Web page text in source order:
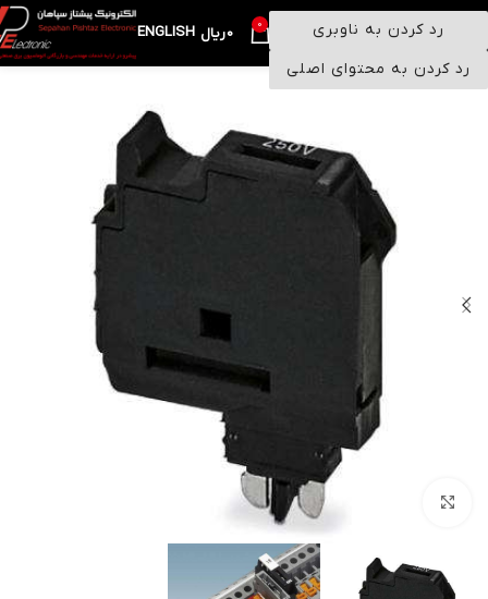
رد کردن به ناوبری
رد کردن به محتوای اصلی
0
0ریال ENGLISH
بزرگنمایی تصویر